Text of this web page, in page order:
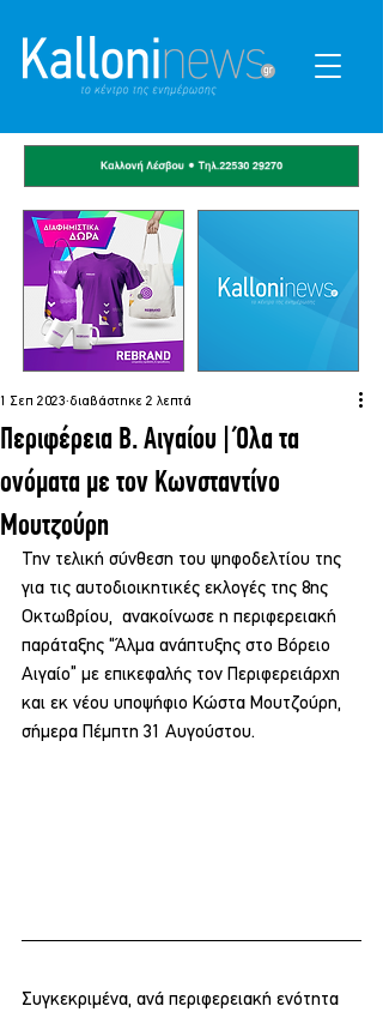
Περιφέρεια Β. Αιγαίου | Όλα τα
ονόματα με τον Κωνσταντίνο
Μουτζούρη
1 Σεπ 2023 διαβάστηκε 2 λεπτά
Την τελική σύνθεση του ψηφοδελτίου της
για τις αυτοδιοικητικές εκλογές της 8ης
Οκτωβρίου,  ανακοίνωσε η περιφερειακή
παράταξης “Άλμα ανάπτυξης στο Βόρειο
Αιγαίο” με επικεφαλής τον Περιφερειάρχη
και εκ νέου υποψήφιο Κώστα Μουτζούρη,
σήμερα Πέμπτη 31 Αυγούστου.
Συγκεκριμένα, ανά περιφερειακή ενότητα